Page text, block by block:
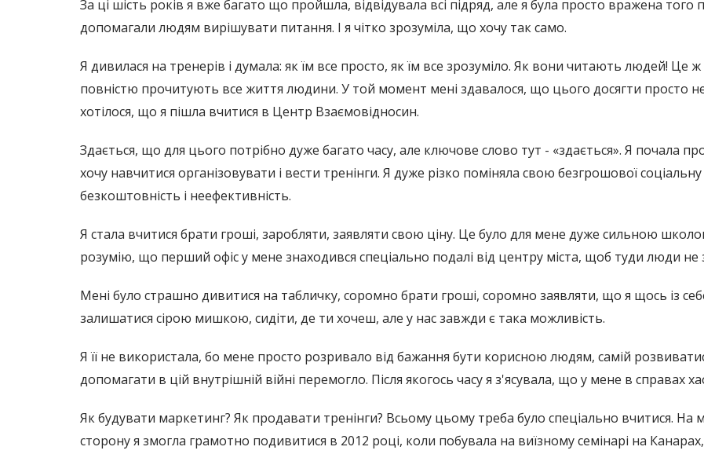
За ці шість років я вже багато що пройшла, відвідувала всі підряд, але я була просто вражена того
допомагали людям вирішувати питання. І я чітко зрозуміла, що хочу так само.
Я дивилася на тренерів і думала: як їм все просто, як їм все зрозуміло. Як вони читають людей!
повністю прочитують все життя людини. У той момент мені здавалося, що цього досягти просто
хотілося, що я пішла вчитися в Центр Взаємовідносин.
Здається, що для цього потрібно дуже багато часу, але ключове слово тут - «здається». Я почала
хочу навчитися організовувати і вести тренінги. Я дуже різко поміняла свою безгрошової
безкоштовність і неефективність.
Я стала вчитися брати гроші, заробляти, заявляти свою ціну. Це було для мене дуже сильною
розумію, що перший офіс у мене знаходився спеціально подалі від центру міста, щоб туди люди не
Мені було страшно дивитися на табличку, соромно брати гроші, соромно заявляти, що я щось із
залишатися сірою мишкою, сидіти, де ти хочеш, але у нас завжди є така можливість.
Я її не використала, бо мене просто розривало від бажання бути корисною людям, самій
допомагати в цій внутрішній війні перемогло. Після якогось часу я з'ясувала, що у мене в справах
Як будувати маркетинг? Як продавати тренінги? Всьому цьому треба було спеціально вчитися. На
сторону я змогла грамотно подивитися в 2012 році, коли побувала на виїзному семінарі на